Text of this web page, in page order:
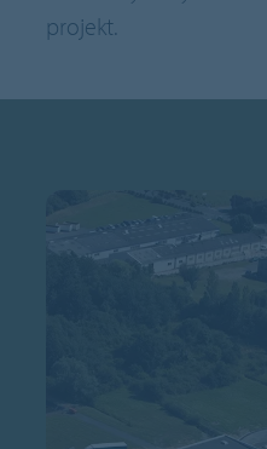
projekt.